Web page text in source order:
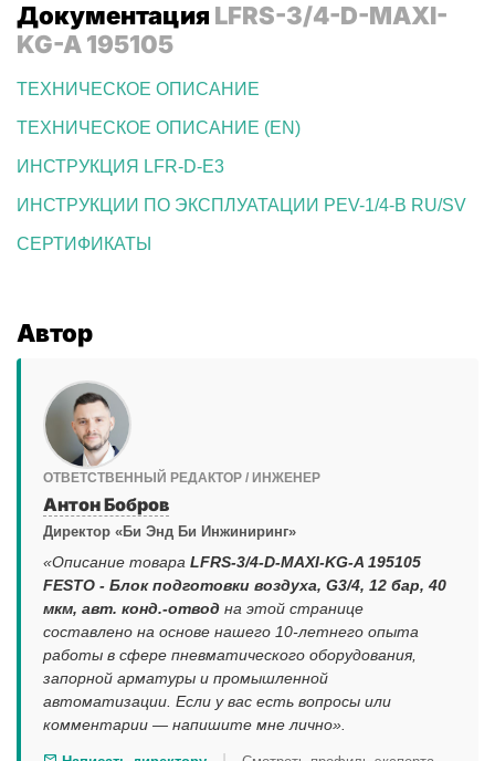
Документация LFRS-3/4-D-MAXI-
KG-A 195105
ТЕХНИЧЕСКОЕ ОПИСАНИЕ
ТЕХНИЧЕСКОЕ ОПИСАНИЕ (EN)
ИНСТРУКЦИЯ LFR-D-E3
ИНСТРУКЦИИ ПО ЭКСПЛУАТАЦИИ PEV-1/4-B RU/SV
СЕРТИФИКАТЫ
Автор
ОТВЕТСТВЕННЫЙ РЕДАКТОР / ИНЖЕНЕР
Антон Бобров
Директор «Би Энд Би Инжиниринг»
«Описание товара LFRS-3/4-D-MAXI-KG-A 195105
FESTO - Блок подготовки воздуха, G3/4, 12 бар, 40
мкм, авт. конд.-отвод на этой странице
составлено на основе нашего 10-летнего опыта
работы в сфере пневматического оборудования,
запорной арматуры и промышленной
автоматизации. Если у вас есть вопросы или
комментарии — напишите мне лично».